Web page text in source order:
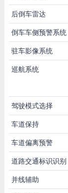
后倒车雷达
倒车车侧预警系统
驻车影像系统
巡航系统
驾驶模式选择
车道保持
车道偏离预警
道路交通标识识别
并线辅助